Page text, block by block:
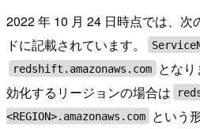
2022 年 10 月 24 日時点では、次
ドに記載されています。
redshift.amazonaws.com
とな
効化するリージョンの場合は
<REGION>.amazonaws.com
という